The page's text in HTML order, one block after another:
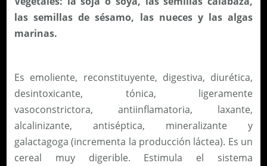
las semillas de sésamo, las nueces y las algas
marinas.
Es emoliente, reconstituyente, digestiva, diurética,
desintoxicante, tónica, ligeramente
vasoconstrictora, antiinflamatoria, laxante,
alcalinizante, antiséptica, mineralizante y
galactagoga (incrementa la producción láctea). Es un
cereal muy digerible. Estimula el sistema